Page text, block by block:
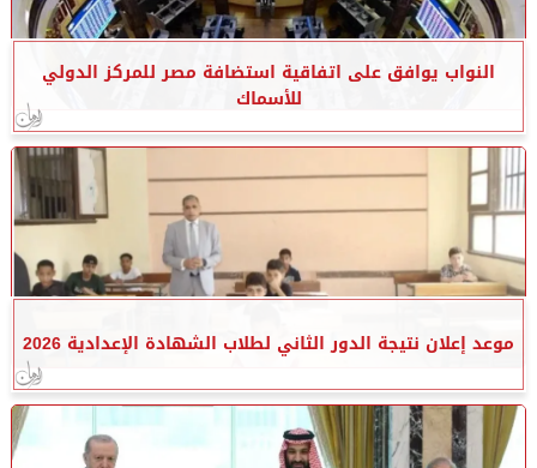
النواب يوافق على اتفاقية استضافة مصر للمركز الدولي
للأسماك
موعد إعلان نتيجة الدور الثاني لطلاب الشهادة الإعدادية 2026